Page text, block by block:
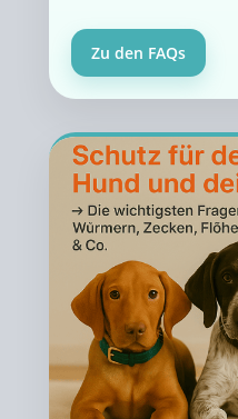
Zu den FAQs